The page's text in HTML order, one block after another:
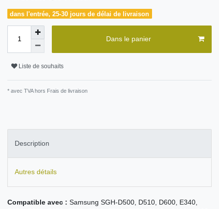
dans l'entrée, 25-30 jours de délai de livraison
Dans le panier
Liste de souhaits
* avec TVA hors Frais de livraison
Description
Autres détails
Compatible avec : Samsung SGH-D500, D510, D600, E340,